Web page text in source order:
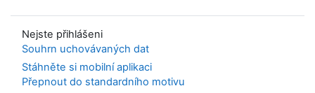
Nejste přihlášeni
Souhrn uchovávaných dat
Stáhněte si mobilní aplikaci
Přepnout do standardního motivu